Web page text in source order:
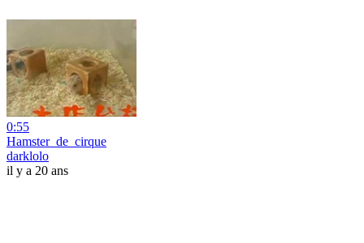
0:55
Hamster_de_cirque
darklolo
il y a 20 ans